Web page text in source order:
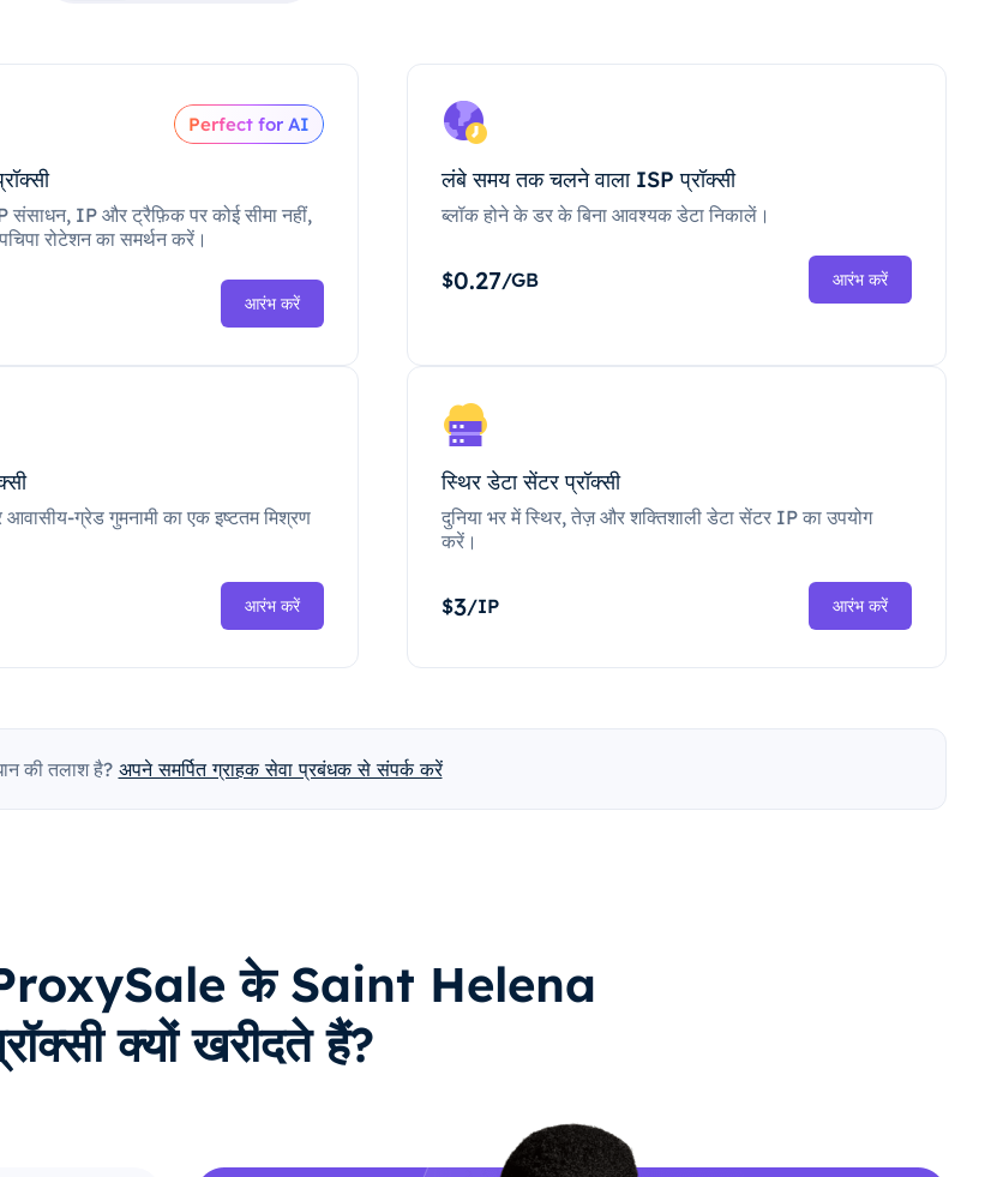
Perfect for AI
संसाधन, IP और ट्रैफ़िक पर कोई सीमा नहीं,
रोटेशन का समर्थन करें।
आरंभ करें
लंबे समय तक चलने वाला ISP प्रॉक्सी
ब्लॉक होने के डर के बिना आवश्यक डेटा निकालें।
$0.27/GB आरंभ करें
ग्रेड गुमनामी का एक इष्टतम मिश्रण
आरंभ करें
स्थिर डेटा सेंटर प्रॉक्सी
दुनिया भर में स्थिर, तेज़ और शक्तिशाली डेटा सेंटर IP का उपयोग
करें।
$3/IP आरंभ करें
की तलाश है? अपने समर्पित ग्राहक सेवा प्रबंधक से संपर्क करें
ProxySale के Saint Helena
क्यों खरीदते हैं?